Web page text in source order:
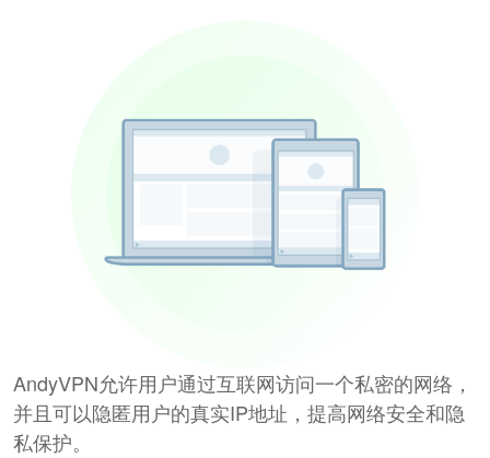
AndyVPN允许用户通过互联网访问一个私密的网络，
并且可以隐匿用户的真实IP地址，提高网络安全和隐
私保护。